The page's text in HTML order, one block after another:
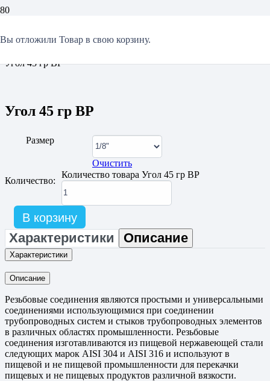
Вы отложили Товар в свою корзину.
Резьбовые соединения
Угол 45 гр ВР
Угол 45 гр ВР
Размер
Очистить
Количество:
Количество товара Угол 45 гр ВР
В корзину
Характеристики Описание
Характеристики
Описание
Резьбовые соединения являются простыми и универсальными
соединениями использующимися при соединении
трубопроводных систем и стыков трубопроводных элементов
в различных областях промышленности. Резьбовые
соединения изготавливаются из пищевой нержавеющей стали
следующих марок AISI 304 и AISI 316 и используют в
пищевой и не пищевой промышленности для перекачки
пищевых и не пищевых продуктов различной вязкости.